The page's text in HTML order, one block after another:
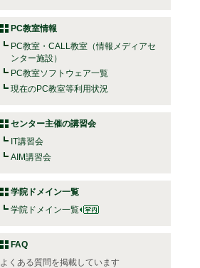
PC教室情報
PC教室・CALL教室（情報メディアセ
ンター施設）
PC教室ソフトウェア一覧
現在のPC教室等利用状況
センター主催の講習会
IT講習会
AIM講習会
学院ドメイン一覧
学院ドメイン一覧
FAQ
よくある質問を掲載しています